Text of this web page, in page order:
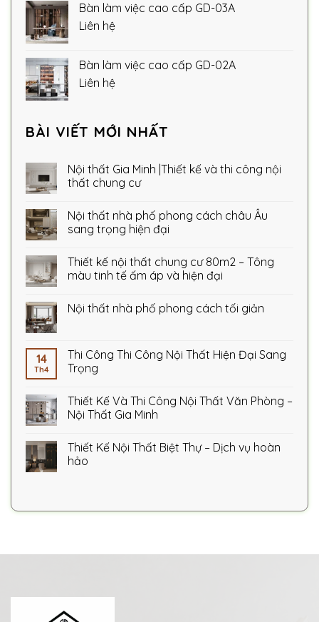
Bàn làm việc cao cấp GD-03A
Liên hệ
Bàn làm việc cao cấp GD-02A
Liên hệ
BÀI VIẾT MỚI NHẤT
Nội thất Gia Minh |Thiết kế và thi công nội
thất chung cư
Nội thất nhà phố phong cách châu Âu
sang trọng hiện đại
Thiết kế nội thất chung cư 80m2 – Tông
màu tinh tế ấm áp và hiện đại
Nội thất nhà phố phong cách tối giản
14
Th4
Thi Công Thi Công Nội Thất Hiện Đại Sang
Trọng
Thiết Kế Và Thi Công Nội Thất Văn Phòng –
Nội Thất Gia Minh
Thiết Kế Nội Thất Biệt Thự – Dịch vụ hoàn
hảo